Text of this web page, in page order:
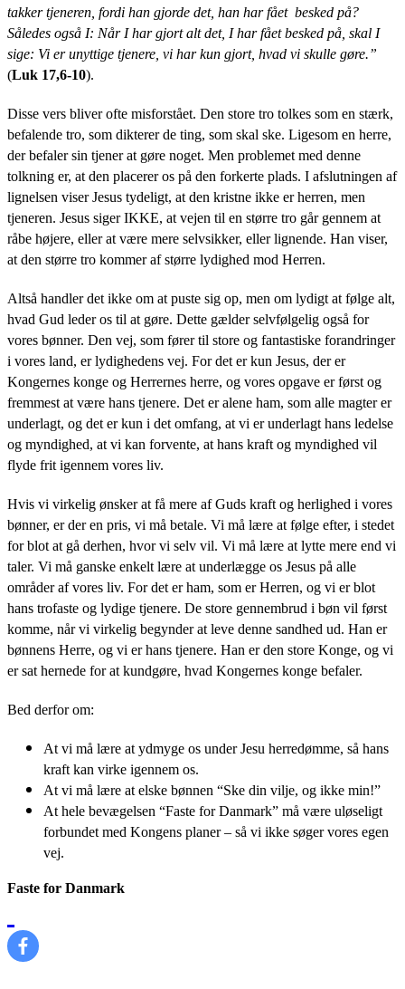
takker tjeneren, fordi han gjorde det, han har fået besked på?
Således også I: Når I har gjort alt det, I har fået besked på, skal I
sige: Vi er unyttige tjenere, vi har kun gjort, hvad vi skulle gøre.”
(Luk 17,6-10).
Disse vers bliver ofte misforstået. Den store tro tolkes som en stærk,
befalende tro, som dikterer de ting, som skal ske. Ligesom en herre,
der befaler sin tjener at gøre noget. Men problemet med denne
tolkning er, at den placerer os på den forkerte plads. I afslutningen af
lignelsen viser Jesus tydeligt, at den kristne ikke er herren, men
tjeneren. Jesus siger IKKE, at vejen til en større tro går gennem at
råbe højere, eller at være mere selvsikker, eller lignende. Han viser,
at den større tro kommer af større lydighed mod Herren.
Altså handler det ikke om at puste sig op, men om lydigt at følge alt,
hvad Gud leder os til at gøre. Dette gælder selvfølgelig også for
vores bønner. Den vej, som fører til store og fantastiske forandringer
i vores land, er lydighedens vej. For det er kun Jesus, der er
Kongernes konge og Herrernes herre, og vores opgave er først og
fremmest at være hans tjenere. Det er alene ham, som alle magter er
underlagt, og det er kun i det omfang, at vi er underlagt hans ledelse
og myndighed, at vi kan forvente, at hans kraft og myndighed vil
flyde frit igennem vores liv.
Hvis vi virkelig ønsker at få mere af Guds kraft og herlighed i vores
bønner, er der en pris, vi må betale. Vi må lære at følge efter, i stedet
for blot at gå derhen, hvor vi selv vil. Vi må lære at lytte mere end vi
taler. Vi må ganske enkelt lære at underlægge os Jesus på alle
områder af vores liv. For det er ham, som er Herren, og vi er blot
hans trofaste og lydige tjenere. De store gennembrud i bøn vil først
komme, når vi virkelig begynder at leve denne sandhed ud. Han er
bønnens Herre, og vi er hans tjenere. Han er den store Konge, og vi
er sat hernede for at kundgøre, hvad Kongernes konge befaler.
Bed derfor om:
At vi må lære at ydmyge os under Jesu herredømme, så hans
kraft kan virke igennem os.
At vi må lære at elske bønnen “Ske din vilje, og ikke min!”
At hele bevægelsen “Faste for Danmark” må være uløseligt
forbundet med Kongens planer – så vi ikke søger vores egen
vej.
Faste for Danmark